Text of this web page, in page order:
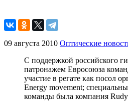
09 августа 2010 Оптические
С поддержкой российского
патронажем Евросоюза
участие в регате как посол
Energy movement;
команды была компания